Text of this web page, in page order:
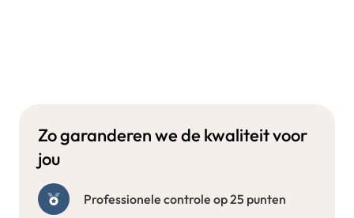
Zo garanderen we de kwaliteit voor
jou
Professionele controle op 25 punten